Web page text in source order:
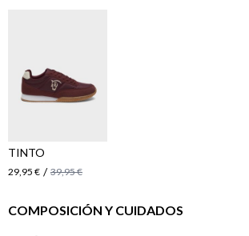
TINTO
29,95 € / 39,95 €
COMPOSICIÓN Y CUIDADOS